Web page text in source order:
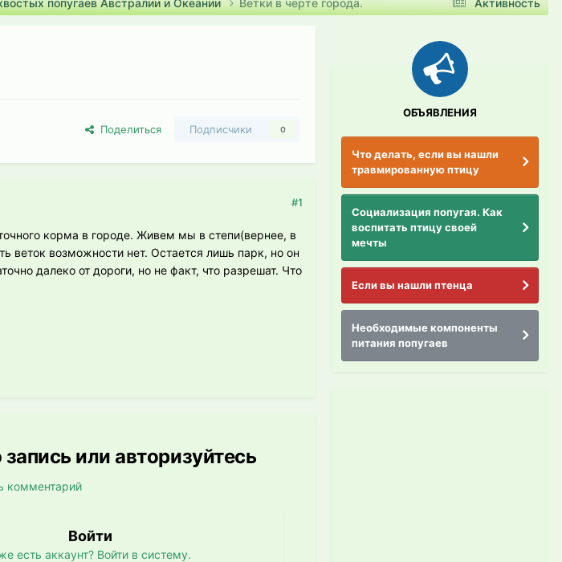
Активность
попугаев Австралии и Океании Ветки в черте города.
Поделиться Подписчики 0
#1
корма в городе. Живем мы в степи(вернее, в
веток возможности нет. Остается лишь парк, но он
далеко от дороги, но не факт, что разрешат. Что
или авторизуйтесь
комментарий
Войти
есть аккаунт? Войти в систему.
ОБЪЯВЛЕНИЯ
Что делать, если вы нашли
травмированную птицу
Социализация попугая. Как
воспитать птицу своей
мечты
Если вы нашли птенца
Необходимые компоненты
питания попугаев